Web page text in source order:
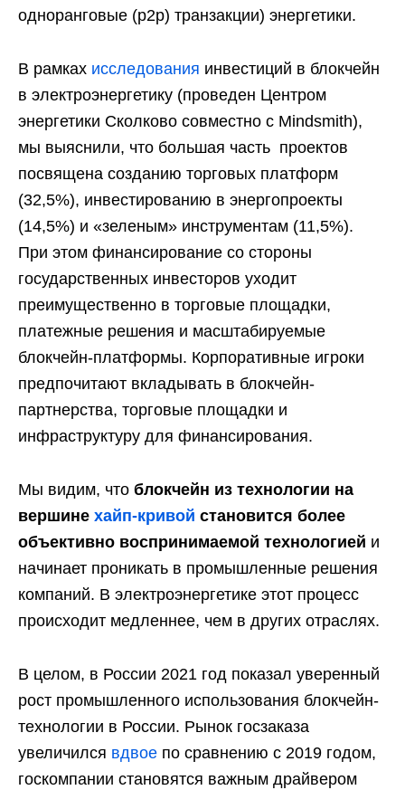
одноранговые (p2p) транзакции) энергетики.
В рамках исследования инвестиций в блокчейн
в электроэнергетику (проведен Центром
энергетики Сколково совместно с Mindsmith),
мы выяснили, что большая часть проектов
посвящена созданию торговых платформ
(32,5%), инвестированию в энергопроекты
(14,5%) и «зеленым» инструментам (11,5%).
При этом финансирование со стороны
государственных инвесторов уходит
преимущественно в торговые площадки,
платежные решения и масштабируемые
блокчейн-платформы. Корпоративные игроки
предпочитают вкладывать в блокчейн-
партнерства, торговые площадки и
инфраструктуру для финансирования.
Мы видим, что блокчейн из технологии на
вершине хайп-кривой становится более
объективно воспринимаемой технологией и
начинает проникать в промышленные решения
компаний. В электроэнергетике этот процесс
происходит медленнее, чем в других отраслях.
В целом, в России 2021 год показал уверенный
рост промышленного использования блокчейн-
технологии в России. Рынок госзаказа
увеличился вдвое по сравнению с 2019 годом,
госкомпании становятся важным драйвером